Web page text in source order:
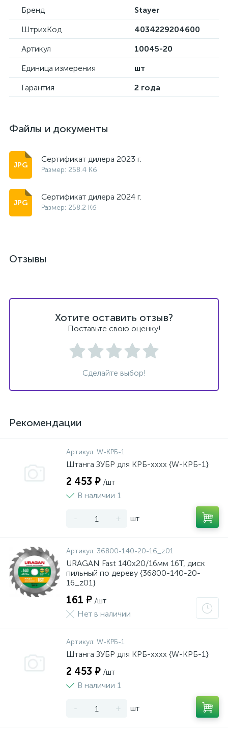
Бренд
Stayer
ШтрихКод
4034229204600
Артикул
10045-20
Единица измерения
шт
Гарантия
2 года
Файлы и документы
Сертификат дилера 2023 г.
Размер: 258.4 Кб
Сертификат дилера 2024 г.
Размер: 258.2 Кб
Отзывы
Хотите оставить отзыв?
Поставьте свою оценку!
Сделайте выбор!
Рекомендации
Артикул: W-КРБ-1
Штанга ЗУБР для КРБ-хххх {W-КРБ-1}
2 453 ₽ /шт
В наличии 1
- + шт
Артикул: 36800-140-20-16_z01
URAGAN Fast 140x20/16мм 16Т, диск
пильный по дереву {36800-140-20-
16_z01}
161 ₽ /шт
Нет в наличии
Артикул: W-КРБ-1
Штанга ЗУБР для КРБ-хххх {W-КРБ-1}
2 453 ₽ /шт
В наличии 1
- + шт